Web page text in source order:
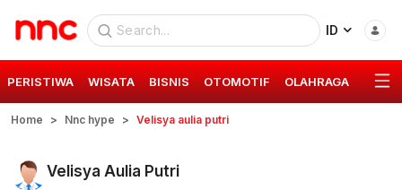
ID
PERISTIWA WISATA BISNIS OTOMOTIF OLAHRAGA GAYA
Home Nnc hype Velisya aulia putri
Velisya Aulia Putri